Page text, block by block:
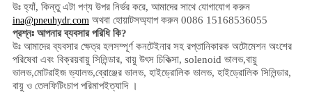
উঃ হ্যাঁ, কিন্তু এটা পণ্য উপর নির্ভর করে, আমাদের সাথে যোগাযোগ করুন
ina@pneuhydr.com অথবা হোয়াটসঅ্যাপ করুন 0086 15168536055
প্রশ্নঃ আপনার ব্যবসার পরিধি কি?
উঃ আমাদের ব্যবসার ক্ষেত্র হলসম্পূর্ণ কনটেইনার সহ রপ্তানিকারক অটোমেশন অংশের
পরিষেবা এবং বিক্রয়বায়ু সিলিন্ডার, বায়ু উৎস চিকিত্সা, solenoid ভালভ,বায়ু
ভালভ,মোটরাইজ ভ্যালভ,ব্রোঞ্জের ভালভ, হাইড্রোলিক ভালভ, হাইড্রোলিক সিলিন্ডার,
বায়ু ও তেলফিটিংচাপ পরিমাপইত্যাদি ।